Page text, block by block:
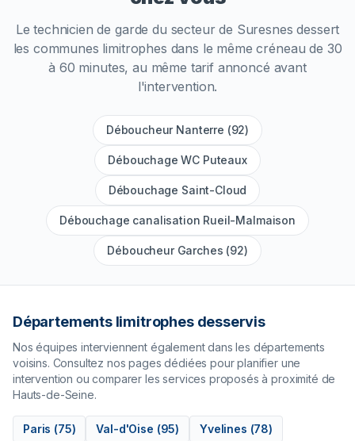
Le technicien de garde du secteur de Suresnes dessert
les communes limitrophes dans le même créneau de 30
à 60 minutes, au même tarif annoncé avant
l'intervention.
Déboucheur Nanterre (92)
Débouchage WC Puteaux
Débouchage Saint-Cloud
Débouchage canalisation Rueil-Malmaison
Déboucheur Garches (92)
Départements limitrophes desservis
Nos équipes interviennent également dans les départements
voisins. Consultez nos pages dédiées pour planifier une
intervention ou comparer les services proposés à proximité de
Hauts-de-Seine.
Paris (75) Val-d'Oise (95) Yvelines (78)